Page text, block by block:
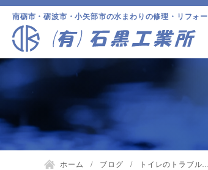
南砺市・砺波市・小矢部市の水まわりの修理・リフォ
ホーム ブログ トイレのトラブル